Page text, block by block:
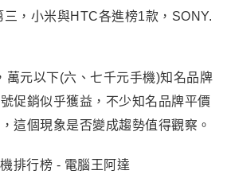
，小米與HTC各進榜1款，SONY.
萬元以下(六、七千元手機)知名品牌
促銷似乎獲益，不少知名品牌平價
這個現象是否變成趨勢值得觀察。